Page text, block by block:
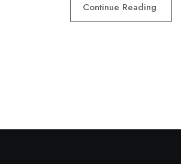
Continue Reading